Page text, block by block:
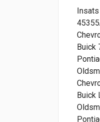
Buick
Buick